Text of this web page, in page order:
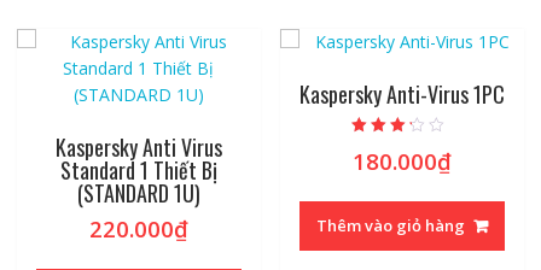
Kaspersky Anti Virus
Standard 1 Thiết Bị
(STANDARD 1U)
220.000₫
Kaspersky Anti-Virus 1PC
xếp hạng
2.97
180.000₫
Thêm vào giỏ hàng